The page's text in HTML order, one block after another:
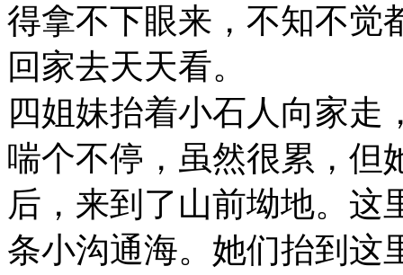
得拿不下眼来，不知不觉
回家去天天看。
四姐妹抬着小石人向家走
喘个不停，虽然很累，但
后，来到了山前坳地。这
条小沟通海。她们抬到这